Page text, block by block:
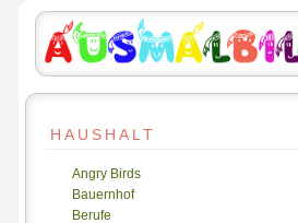
HAUSHALT
Angry Birds
Bauernhof
Berufe